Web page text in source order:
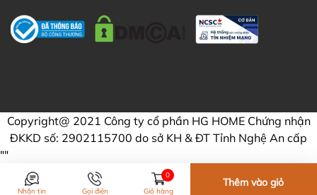
Copyright@ 2021 Công ty cổ phần HG HOME Chứng nhận
ĐKKD số: 2902115700 do sở KH & ĐT Tỉnh Nghệ An cấp
""
Nhắn tin Gọi điện
0
Giỏ hàng
Thêm vào giỏ